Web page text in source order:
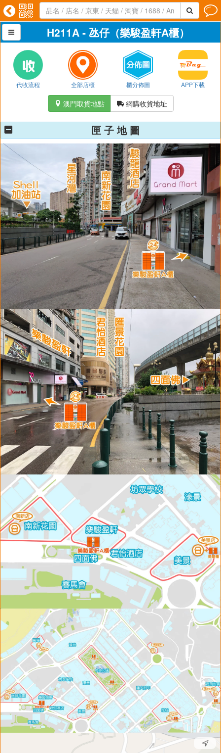
   
 H211A - 氹仔（樂駿盈軒A櫃）
代收流程 全部店櫃 櫃分佈圖 APP下載
 澳門取貨地點 網購收貨地址
匣 子 地 圖